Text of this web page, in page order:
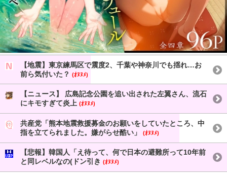
【地震】東京練馬区で震度2、千葉や神奈川でも揺れ…お
前ら気付いた？ (ｵﾇﾇﾒ)
【ニュース】 広島記念公園を追い出された左翼さん、流石
にキモすぎて炎上 (ｵﾇﾇﾒ)
共産党「熊本地震救援募金のお願いをしていたところ、中
指を立てられました。嫌がらせ酷い」
(ｵﾇﾇﾒ)
【悲報】韓国人「え待って、何で日本の避難所って10年前
と同レベルなの(ドン引き (ｵﾇﾇﾒ)